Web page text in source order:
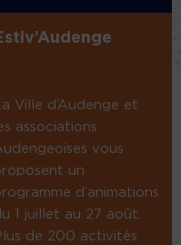
Ville d’Audenge et
associations
vous
un
d’animations
1 juillet au 27 août.
de 200 activités